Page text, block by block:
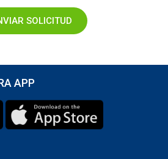
APP